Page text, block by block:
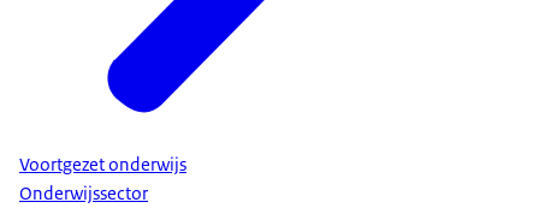
Voortgezet onderwijs
Onderwijssector